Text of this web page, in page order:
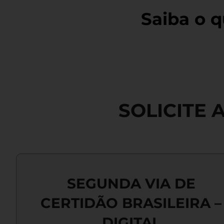
Saiba o
SOLICITE
SEGUNDA VIA DE
CERTIDÃO BRASILEIRA –